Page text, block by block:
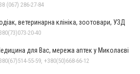
(067) 286-27-84
ветеринарна клініка, зоотовари, УЗД
20-40
для Вас, мережа аптек у Миколаєві
55-59, +380(50)668-66-12